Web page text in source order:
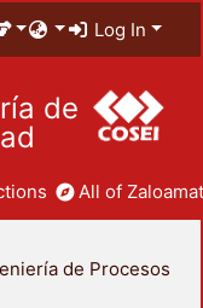
Log In
de
All of
de Procesos